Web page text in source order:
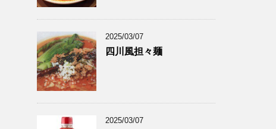
2025/03/07
四川風担々麺
2025/03/07